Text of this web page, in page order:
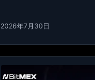
2026年7月30日